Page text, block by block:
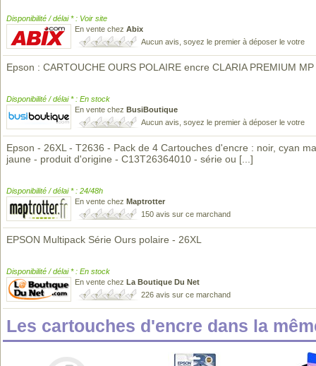
Disponibilité / délai * : Voir site
En vente chez Abix
Aucun avis, soyez le premier à déposer le votre
Epson : CARTOUCHE OURS POLAIRE encre CLARIA PREMIUM
Disponibilité / délai * : En stock
En vente chez BusiBoutique
Aucun avis, soyez le premier à déposer le votre
Epson - 26XL - T2636 - Pack de 4 Cartouches d'encre : noir, cyan
jaune - produit d'origine - C13T26364010 - série ou [...]
Disponibilité / délai * : 24/48h
En vente chez Maptrotter
150 avis sur ce marchand
EPSON Multipack Série Ours polaire - 26XL
Disponibilité / délai * : En stock
En vente chez La Boutique Du Net
226 avis sur ce marchand
Les cartouches d'encre dans la